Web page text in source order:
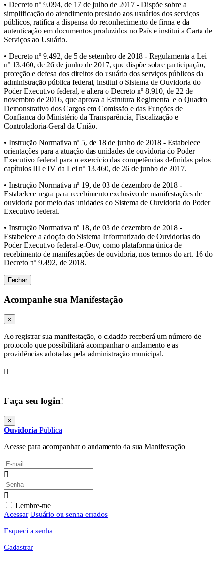
• Decreto nº 9.094, de 17 de julho de 2017 - Dispõe sobre a
simplificação do atendimento prestado aos usuários dos serviços
públicos, ratifica a dispensa do reconhecimento de firma e da
autenticação em documentos produzidos no País e institui a Carta de
Serviços ao Usuário.
• Decreto nº 9.492, de 5 de setembro de 2018 - Regulamenta a Lei
nº 13.460, de 26 de junho de 2017, que dispõe sobre participação,
proteção e defesa dos direitos do usuário dos serviços públicos da
administração pública federal, institui o Sistema de Ouvidoria do
Poder Executivo federal, e altera o Decreto nº 8.910, de 22 de
novembro de 2016, que aprova a Estrutura Regimental e o Quadro
Demonstrativo dos Cargos em Comissão e das Funções de
Confiança do Ministério da Transparência, Fiscalização e
Controladoria-Geral da União.
• Instrução Normativa nº 5, de 18 de junho de 2018 - Estabelece
orientações para a atuação das unidades de ouvidoria do Poder
Executivo federal para o exercício das competências definidas pelos
capítulos III e IV da Lei nº 13.460, de 26 de junho de 2017.
• Instrução Normativa nº 19, de 03 de dezembro de 2018 -
Estabelece regra para recebimento exclusivo de manifestações de
ouvidoria por meio das unidades do Sistema de Ouvidoria do Poder
Executivo federal.
• Instrução Normativa nº 18, de 03 de dezembro de 2018 -
Estabelece a adoção do Sistema Informatizado de Ouvidorias do
Poder Executivo federal-e-Ouv, como plataforma única de
recebimento de manifestações de ouvidoria, nos termos do art. 16 do
Decreto nº 9.492, de 2018.
Fechar
Acompanhe sua Manifestação
×
Ao registrar sua manifestação, o cidadão receberá um número de
protocolo que possibilitará acompanhar o andamento e as
providências adotadas pela administração municipal.
Faça seu login!
×
Ouvidoria Pública
Acesse para acompanhar o andamento da sua Manifestação
Lembre-me
Acessar Usuário ou senha errados
Esqueci a senha
Cadastrar